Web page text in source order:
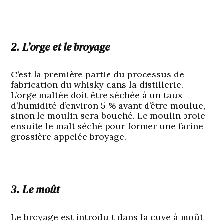
2. L’orge et le broyage
C’est la première partie du processus de
fabrication du whisky dans la distillerie.
L’orge maltée doit être séchée à un taux
d’humidité d’environ 5 % avant d’être moulue,
sinon le moulin sera bouché. Le moulin broie
ensuite le malt séché pour former une farine
grossière appelée broyage.
3. Le moût
Le broyage est introduit dans la cuve à moût